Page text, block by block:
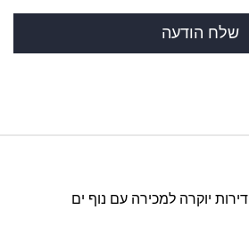
דירות יוקרה למכירה עם נוף ים